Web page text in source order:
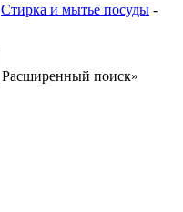
Стирка и мытье посуды -
Расширенный поиск»